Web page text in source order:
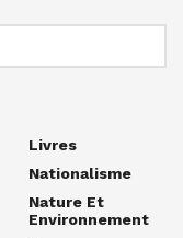
Livres
Nationalisme
Nature Et
Environnement